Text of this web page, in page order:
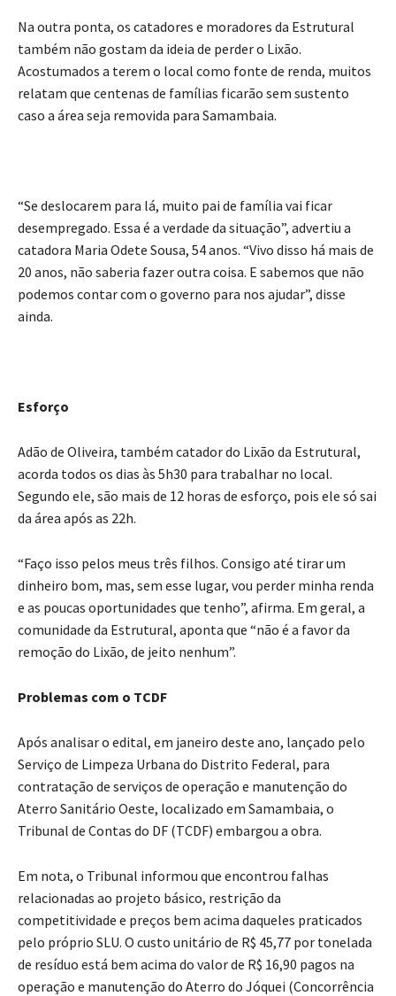
Na outra ponta, os catadores e moradores da Estrutural
também não gostam da ideia de perder o Lixão.
Acostumados a terem o local como fonte de renda, muitos
relatam que centenas de famílias ficarão sem sustento
caso a área seja removida para Samambaia.
“Se deslocarem para lá, muito pai de família vai ficar
desempregado. Essa é a verdade da situação”, advertiu a
catadora Maria Odete Sousa, 54 anos. “Vivo disso há mais de
20 anos, não saberia fazer outra coisa. E sabemos que não
podemos contar com o governo para nos ajudar”, disse
ainda.
Esforço
Adão de Oliveira, também catador do Lixão da Estrutural,
acorda todos os dias às 5h30 para trabalhar no local.
Segundo ele, são mais de 12 horas de esforço, pois ele só sai
da área após as 22h.
“Faço isso pelos meus três filhos. Consigo até tirar um
dinheiro bom, mas, sem esse lugar, vou perder minha renda
e as poucas oportunidades que tenho”, afirma. Em geral, a
comunidade da Estrutural, aponta que “não é a favor da
remoção do Lixão, de jeito nenhum”.
Problemas com o TCDF
Após analisar o edital, em janeiro deste ano, lançado pelo
Serviço de Limpeza Urbana do Distrito Federal, para
contratação de serviços de operação e manutenção do
Aterro Sanitário Oeste, localizado em Samambaia, o
Tribunal de Contas do DF (TCDF) embargou a obra.
Em nota, o Tribunal informou que encontrou falhas
relacionadas ao projeto básico, restrição da
competitividade e preços bem acima daqueles praticados
pelo próprio SLU. O custo unitário de R$ 45,77 por tonelada
de resíduo está bem acima do valor de R$ 16,90 pagos na
operação e manutenção do Aterro do Jóquei (Concorrência